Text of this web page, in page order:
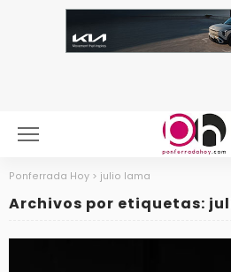
Ponferrada Hoy > julio lama
Archivos por etiquetas: